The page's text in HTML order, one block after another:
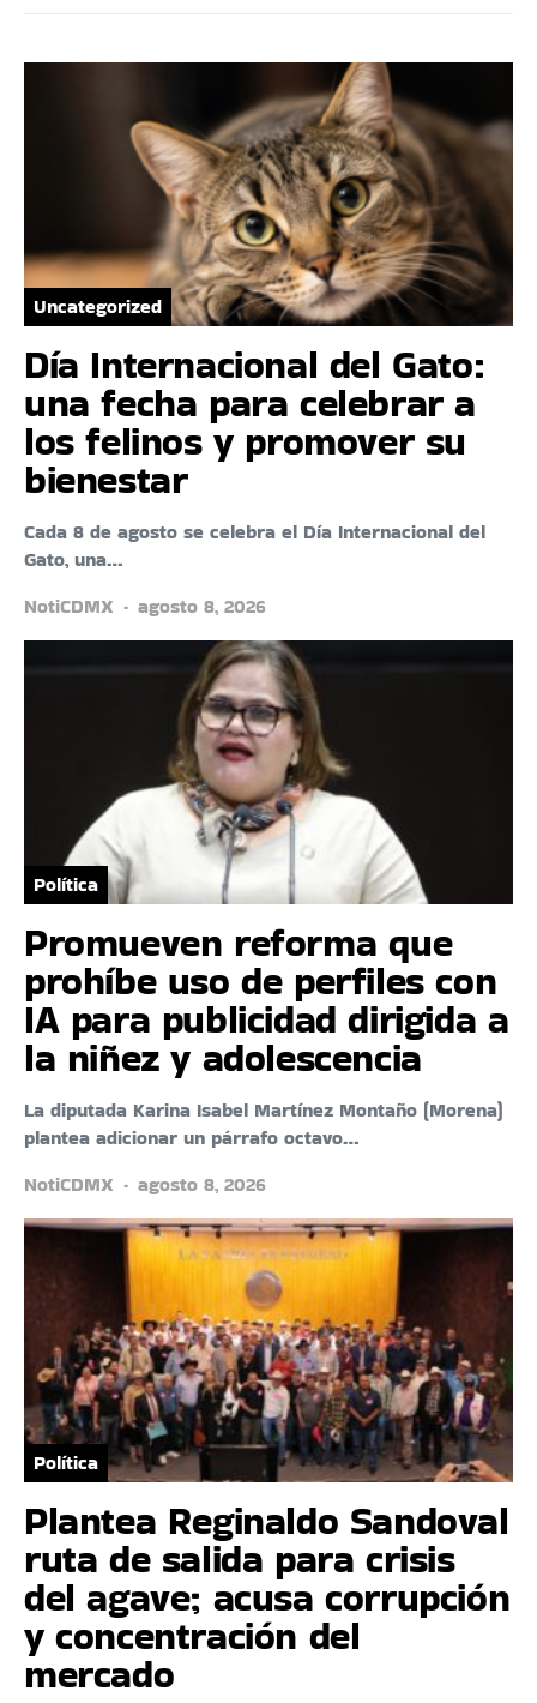
Uncategorized
Día Internacional del Gato:
una fecha para celebrar a
los felinos y promover su
bienestar
Cada 8 de agosto se celebra el Día Internacional del
Gato, una…
NotiCDMX
agosto 8, 2026
Política
Promueven reforma que
prohíbe uso de perfiles con
IA para publicidad dirigida a
la niñez y adolescencia
La diputada Karina Isabel Martínez Montaño (Morena)
plantea adicionar un párrafo octavo…
NotiCDMX
agosto 8, 2026
Política
Plantea Reginaldo Sandoval
ruta de salida para crisis
del agave; acusa corrupción
y concentración del
mercado